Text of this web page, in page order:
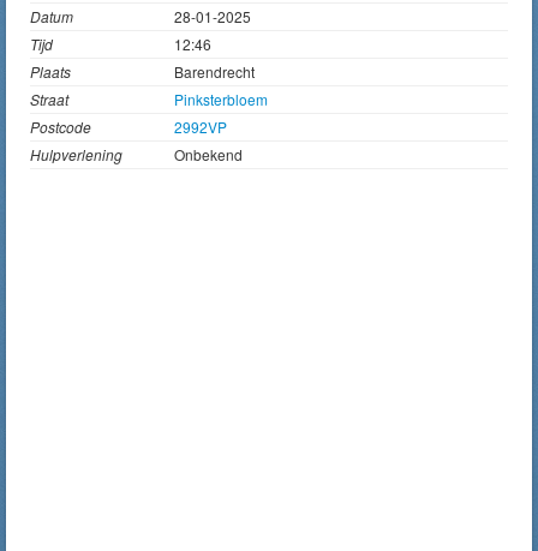
Datum
28-01-2025
Tijd
12:46
Plaats
Barendrecht
Straat
Pinksterbloem
Postcode
2992VP
Hulpverlening
Onbekend